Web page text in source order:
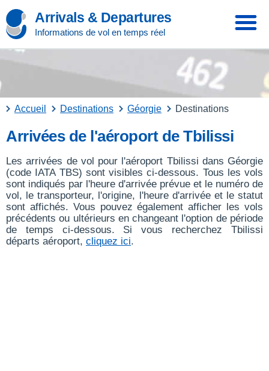
Arrivals & Departures
Informations de vol en temps réel
Accueil Destinations Géorgie Destinations
Arrivées de l'aéroport de Tbilissi
Les arrivées de vol pour l'aéroport Tbilissi dans Géorgie
(code IATA TBS) sont visibles ci-dessous. Tous les vols
sont indiqués par l'heure d'arrivée prévue et le numéro de
vol, le transporteur, l'origine, l'heure d'arrivée et le statut
sont affichés. Vous pouvez également afficher les vols
précédents ou ultérieurs en changeant l'option de période
de temps ci-dessous. Si vous recherchez Tbilissi
départs aéroport, cliquez ici.